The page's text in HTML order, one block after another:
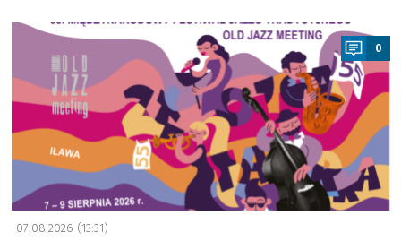
a
0
07.08.2026 (13:31)